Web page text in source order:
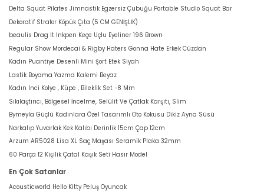
Delta Squat Pilates Jimnastik Egzersiz Çubuğu Portable Studio Squat Bar
Dekoratif Strafor Köpük Çıta (5 CM GENİŞLİK)
beaulis Drag It Inkpen Keçe Uçlu Eyeliner 196 Brown
Regular Show Mordecai & Rigby Haters Gonna Hate Erkek Cüzdan
Kadın Puantiye Desenli Mini Şort Etek Siyah
Lastik Boyama Yazma Kalemi Beyaz
Kadın Inci Kolye , Küpe , Bileklik Set -8 Mm
Sıkılaştırıcı, Bölgesel İncelme, Selülit Ve Çatlak Karşıtı, Slim
Bymeyla Güçlü Kadınlara Özel Tasarımlı Oto Kokusu Dikiz Ayna Süsü
Narkalıp Yuvarlak Kek Kalıbı Derinlik 15cm Çap 12cm
Arzum AR5028 Lisa XL Saç Maşası Seramik Plaka 32mm
60 Parça 12 Kişilik Çatal Kaşık Seti Hasır Model
En Çok Satanlar
Acousticworld Hello Kitty Peluş Oyuncak